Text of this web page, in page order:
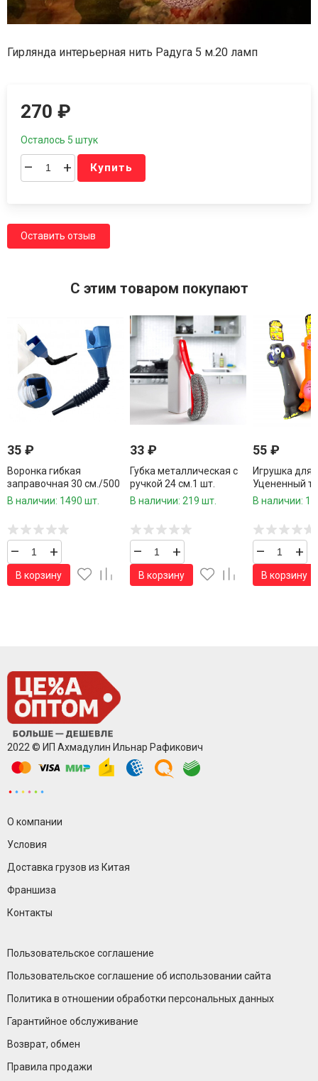
Гирлянда интерьерная нить Радуга 5 м.20 ламп
270₽
Осталось 5 штук
– + Купить
Оставить отзыв
C этим товаром покупают
35 ₽
Воронка гибкая
заправочная 30 см./500
шт.коробка/ 1 шт.
В наличии: 1490 шт.
– +
В корзину
33 ₽
Губка металлическая с
ручкой 24 см.1 шт.
В наличии: 219 шт.
– +
В корзину
55 ₽
Игрушка для
Уцененный
см.1 шт.
В наличии:
– +
В корзину
2022 © ИП Ахмадулин Ильнар Рафикович
О компании
Условия
Доставка грузов из Китая
Франшиза
Контакты
Пользовательское соглашение
Пользовательское соглашение об использовании сайта
Политика в отношении обработки персональных данных
Гарантийное обслуживание
Возврат, обмен
Правила продажи